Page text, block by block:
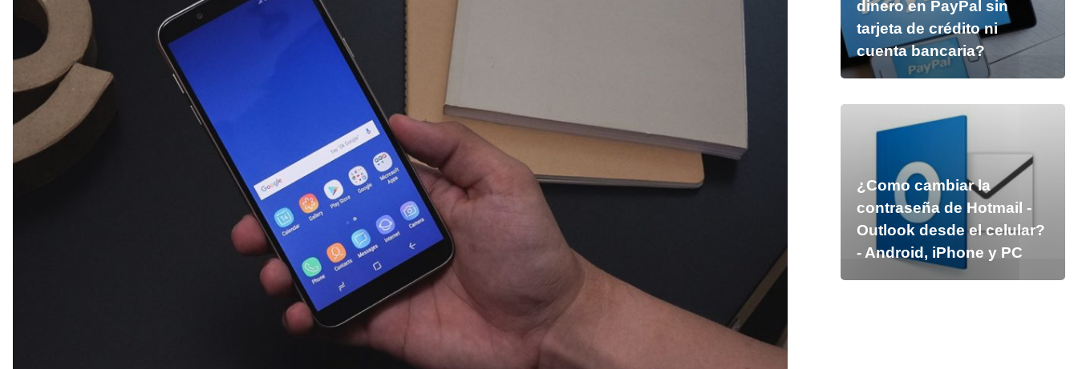
dinero en PayPal sin
tarjeta de crédito ni
cuenta bancaria?
¿Como cambiar la
contraseña de Hotmail -
Outlook desde el celular?
- Android, iPhone y PC